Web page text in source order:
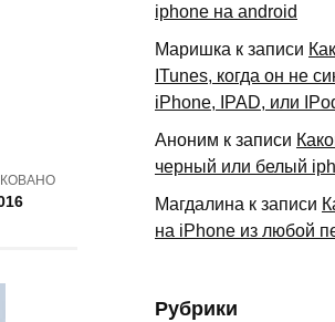
iphone на android
Маришка к записи
ITunes, когда он не
iPhone, IPAD, или
Аноним к записи
черный или белый
Магдалина к записи
на iPhone из любой
Рубрики